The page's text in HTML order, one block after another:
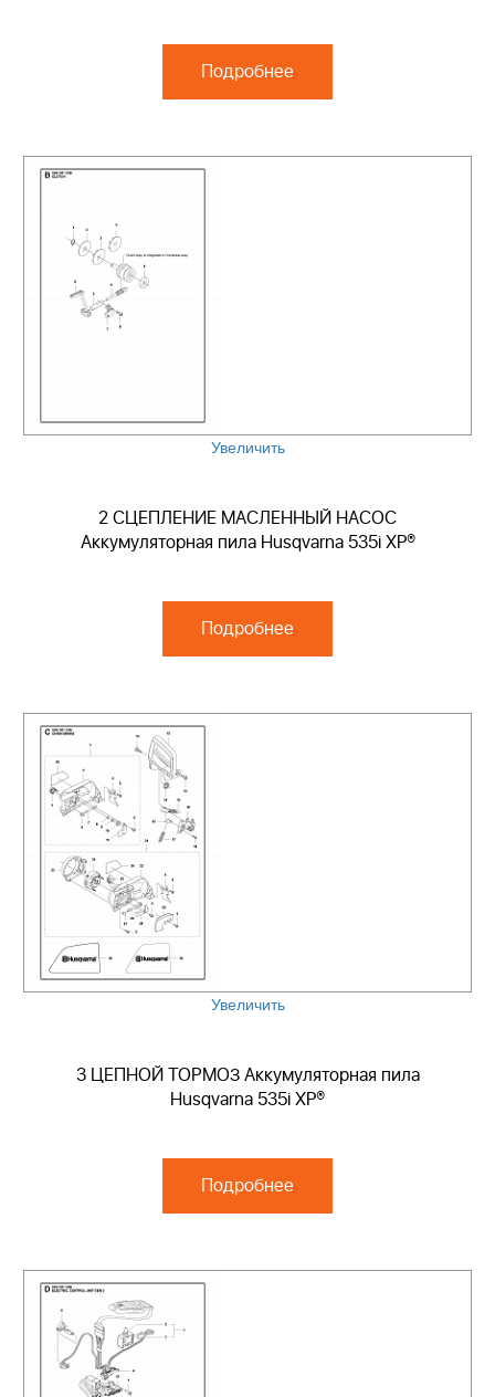
Подробнее
Увеличить
2 СЦЕПЛЕНИЕ МАСЛЕННЫЙ НАСОС
Аккумуляторная пила Husqvarna 535i XP®
Подробнее
Увеличить
3 ЦЕПНОЙ ТОРМОЗ Аккумуляторная пила
Husqvarna 535i XP®
Подробнее